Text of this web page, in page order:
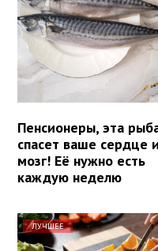
Пенсионеры, эта
спасет ваше сердце и
мозг! Её нужно есть
каждую неделю
ЛУЧШЕЕ